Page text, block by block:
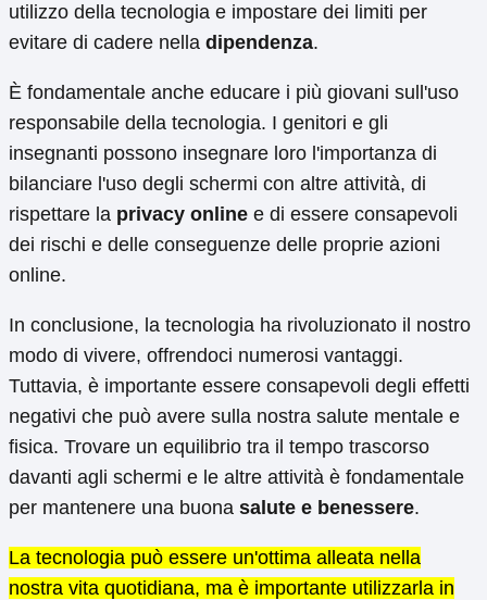
utilizzo della tecnologia e impostare dei limiti per
evitare di cadere nella dipendenza.
È fondamentale anche educare i più giovani sull'uso
responsabile della tecnologia. I genitori e gli
insegnanti possono insegnare loro l'importanza di
bilanciare l'uso degli schermi con altre attività, di
rispettare la privacy online e di essere consapevoli
dei rischi e delle conseguenze delle proprie azioni
online.
In conclusione, la tecnologia ha rivoluzionato il nostro
modo di vivere, offrendoci numerosi vantaggi.
Tuttavia, è importante essere consapevoli degli effetti
negativi che può avere sulla nostra salute mentale e
fisica. Trovare un equilibrio tra il tempo trascorso
davanti agli schermi e le altre attività è fondamentale
per mantenere una buona salute e benessere.
La tecnologia può essere un'ottima alleata nella
nostra vita quotidiana, ma è importante utilizzarla in